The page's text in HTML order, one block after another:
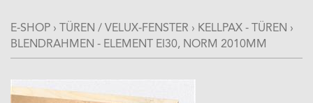
E-SHOP › TÜREN / VELUX-FENSTER › KELLPAX - TÜREN ›
BLENDRAHMEN - ELEMENT EI30, NORM 2010MM